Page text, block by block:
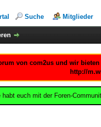
Suche Mitglieder
von com2us und wir
http://
habt euch mit der Foren-